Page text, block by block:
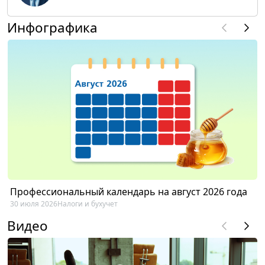
Инфографика
Профессиональный календарь на август 2026 года
30 июля 2026Налоги и бухучет
Видео